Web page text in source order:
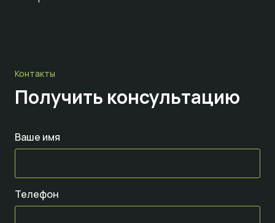
Контакты
Получить консультацию
Ваше имя
Телефон